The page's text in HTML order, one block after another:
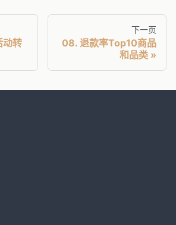
动转
下一页
08. 退款率Top10商品
和品类